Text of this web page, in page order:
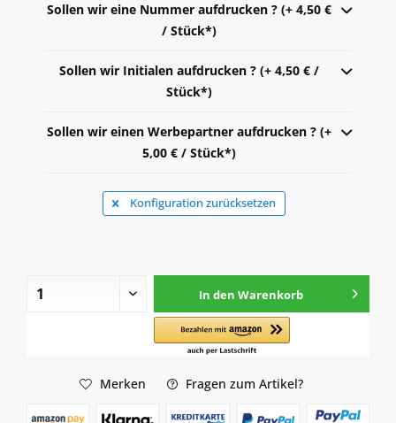
Sollen wir eine Nummer aufdrucken ? (+ 4,50 €
/ Stück*)
Sollen wir Initialen aufdrucken ? (+ 4,50 € /
Stück*)
Sollen wir einen Werbepartner aufdrucken ? (+
5,00 € / Stück*)
Konfiguration zurücksetzen
In den Warenkorb
Merken Fragen zum Artikel?